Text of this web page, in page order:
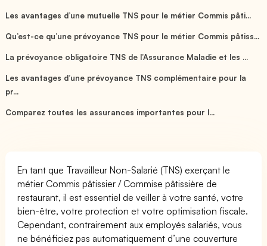
Les avantages d’une mutuelle TNS pour le métier Commis pâti...
Qu’est-ce qu’une prévoyance TNS pour le métier Commis pâtiss...
La prévoyance obligatoire TNS de l’Assurance Maladie et les ...
Les avantages d’une prévoyance TNS complémentaire pour la
pr...
Comparez toutes les assurances importantes pour l...
En tant que Travailleur Non-Salarié (TNS) exerçant le
métier Commis pâtissier / Commise pâtissière de
restaurant, il est essentiel de veiller à votre santé, votre
bien-être, votre protection et votre optimisation fiscale.
Cependant, contrairement aux employés salariés, vous
ne bénéficiez pas automatiquement d’une couverture